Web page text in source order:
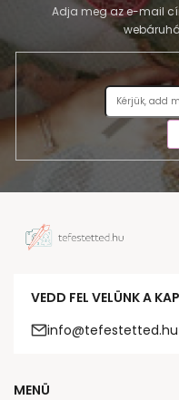
Adja meg az e-mail
VEDD FEL VELÜNK A
info@tefestetted.hu
MENÜ